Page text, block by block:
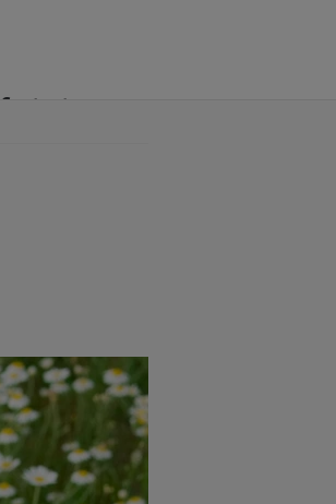
Contact